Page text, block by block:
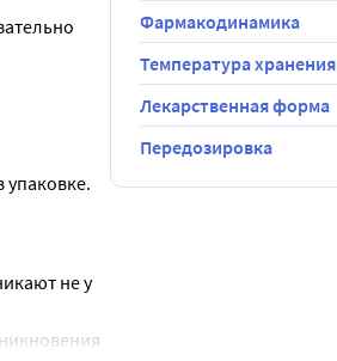
прошлом;
в солярии
не у
Фармакодинамика
Температура хранения
Лекарственная форма
Передозировка